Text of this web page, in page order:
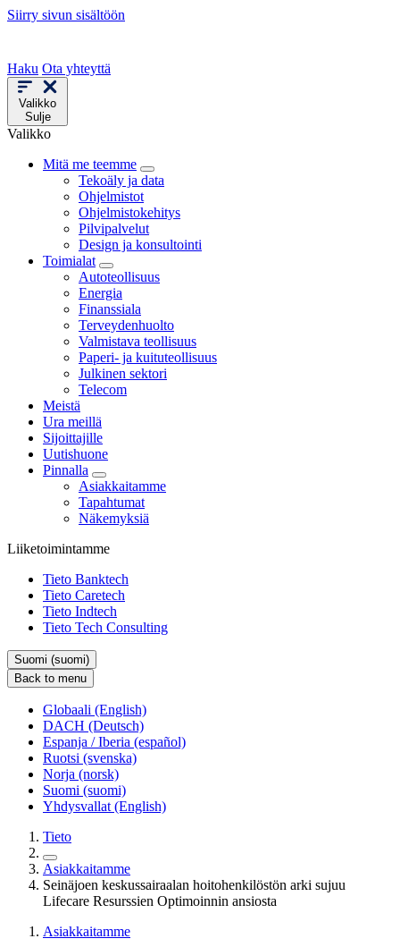
Siirry sivun sisältöön
Haku Ota yhteyttä
Valikko
Sulje
Valikko
Mitä me teemme
Tekoäly ja data
Ohjelmistot
Ohjelmistokehitys
Pilvipalvelut
Design ja konsultointi
Toimialat
Autoteollisuus
Energia
Finanssiala
Terveydenhuolto
Valmistava teollisuus
Paperi- ja kuituteollisuus
Julkinen sektori
Telecom
Meistä
Ura meillä
Sijoittajille
Uutishuone
Pinnalla
Asiakkaitamme
Tapahtumat
Näkemyksiä
Liiketoimintamme
Tieto Banktech
Tieto Caretech
Tieto Indtech
Tieto Tech Consulting
Suomi (suomi)
Back to menu
Globaali (English)
DACH (Deutsch)
Espanja / Iberia (español)
Ruotsi (svenska)
Norja (norsk)
Suomi (suomi)
Yhdysvallat (English)
Tieto
Asiakkaitamme
Seinäjoen keskussairaalan hoitohenkilöstön arki sujuu
Lifecare Resurssien Optimoinnin ansiosta
Asiakkaitamme